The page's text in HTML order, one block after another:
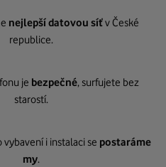
nejlepší datovou síťv České
republice.
je bezpečné, surfujete bez
starostí.
i instalaci se postaráme
my.